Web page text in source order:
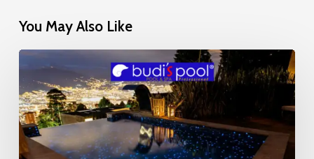
You May Also Like
Mosaic
Glow
in
the
Dark